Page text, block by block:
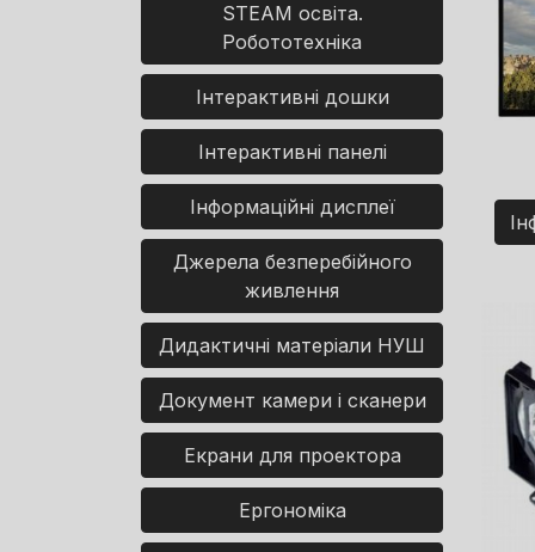
STEAM освіта.
Робототехніка
Інтерактивні дошки
Інтерактивні панелі
Інформаційні дисплеї
Джерела безперебійного
живлення
Дидактичні матеріали НУШ
Документ камери і сканери
Екрани для проектора
Ергономіка